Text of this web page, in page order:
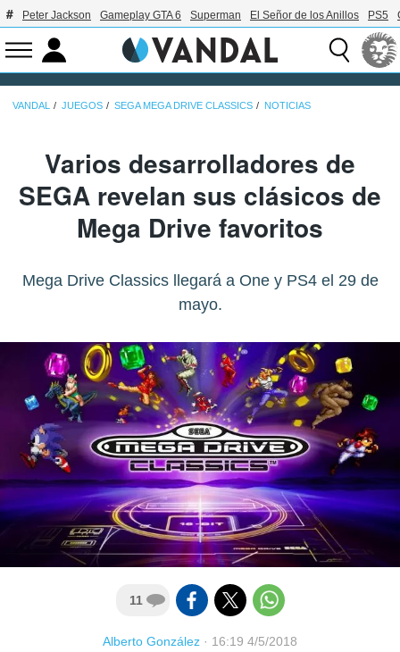
Peter Jackson Gameplay GTA 6 Superman El Señor de los Anillos PS5
VANDAL JUEGOS SEGA MEGA DRIVE CLASSICS NOTICIAS
Varios desarrolladores de
SEGA revelan sus clásicos de
Mega Drive favoritos
Mega Drive Classics llegará a One y PS4 el 29 de
mayo.
11
Alberto González · 16:19 4/5/2018